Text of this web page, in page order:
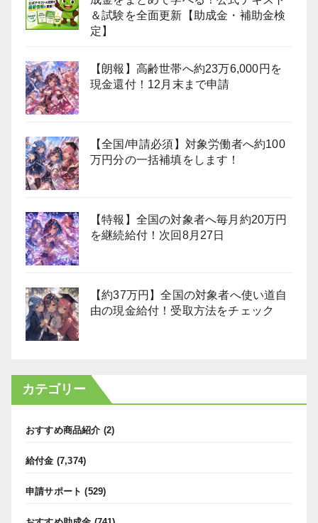
＆試験を全面更新【助成金・補助金検
定】
【朗報】高齢世帯へ約23万6,000円を
現金還付！12月末まで申請
【全国/申請必須】対象労働者へ約100
万円分の一括補填をします！
【特報】全国の対象者へ毎月約20万円
を継続給付！次回8月27日
【約37万円】全国の対象者へ使い道自
由の現金給付！受取方法をチェック
カテゴリー
おすすめ商品紹介 (2)
給付金 (7,374)
申請サポート (529)